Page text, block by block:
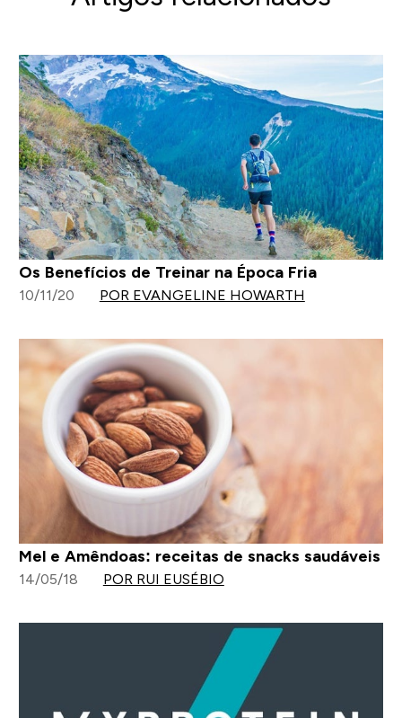
Os Benefícios de Treinar na Época Fria
10/11/20 POR EVANGELINE HOWARTH
Mel e Amêndoas: receitas de snacks saudáveis
14/05/18 POR RUI EUSÉBIO